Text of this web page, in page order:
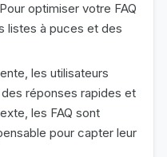
optimiser votre FAQ
listes à puces et des
les utilisateurs
réponses rapides et
les FAQ sont
pour capter leur